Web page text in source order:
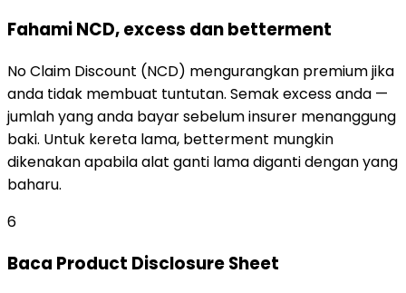
Fahami NCD, excess dan betterment
No Claim Discount (NCD) mengurangkan premium jika
anda tidak membuat tuntutan. Semak excess anda —
jumlah yang anda bayar sebelum insurer menanggung
baki. Untuk kereta lama, betterment mungkin
dikenakan apabila alat ganti lama diganti dengan yang
baharu.
6
Baca Product Disclosure Sheet